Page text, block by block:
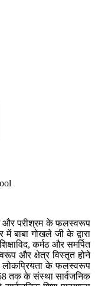
और परीश्रम के फलस्वरूप
बाबा गोखले जी के द्वारा
कर्मठ और समर्पित
और क्षेत्र विस्तृत होने
लोकप्रियता के फलस्वरूप
तक के संस्था सार्वजनिक